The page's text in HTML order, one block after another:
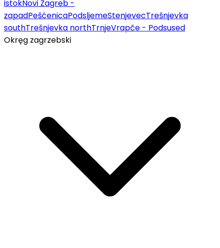
istokNovi Zagreb -
zapadPešćenicaPodsljemeStenjevecTrešnjevka
southTrešnjevka northTrnjeVrapče - Podsused
Okręg zagrzebski